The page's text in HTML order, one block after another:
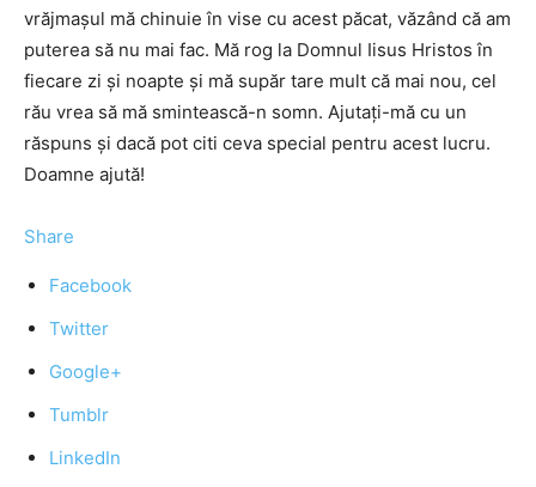
vrăjmașul mă chinuie în vise cu acest păcat, văzând că am
puterea să nu mai fac. Mă rog la Domnul Iisus Hristos în
fiecare zi și noapte și mă supăr tare mult că mai nou, cel
rău vrea să mă smintească-n somn. Ajutați-mă cu un
răspuns și dacă pot citi ceva special pentru acest lucru.
Doamne ajută!
Share
Facebook
Twitter
Google+
Tumblr
LinkedIn